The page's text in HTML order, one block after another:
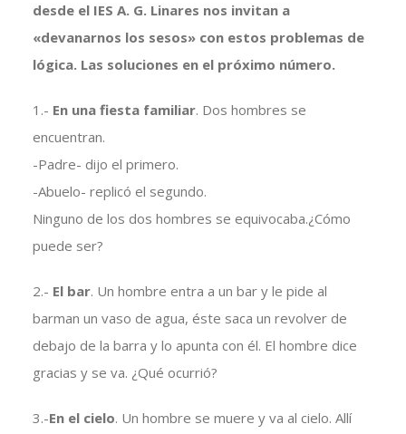
desde el IES A. G. Linares nos invitan a
«devanarnos los sesos» con estos problemas de
lógica. Las soluciones en el próximo número.
1.- En una fiesta familiar. Dos hombres se
encuentran.
-Padre- dijo el primero.
-Abuelo- replicó el segundo.
Ninguno de los dos hombres se equivocaba.¿Cómo
puede ser?
2.- El bar. Un hombre entra a un bar y le pide al
barman un vaso de agua, éste saca un revolver de
debajo de la barra y lo apunta con él. El hombre dice
gracias y se va. ¿Qué ocurrió?
3.-En el cielo. Un hombre se muere y va al cielo. Allí